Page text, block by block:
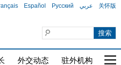
Español Русский عربي 关怀版
外交动态 驻外机构 国